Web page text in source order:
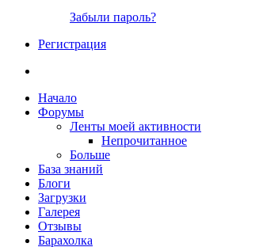
Забыли пароль?
Регистрация
Начало
Форумы
Ленты моей активности
Непрочитанное
Больше
База знаний
Блоги
Загрузки
Галерея
Отзывы
Барахолка